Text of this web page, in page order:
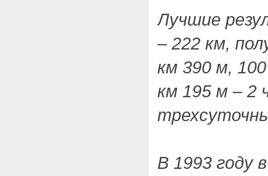
Лучшие
– 222 км,
км 390 м,
км 195 м – 2
В 1993 году